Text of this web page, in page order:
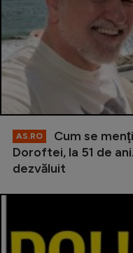
AS.RO
Cum se
Doroftei, la 51 de
dezvăluit